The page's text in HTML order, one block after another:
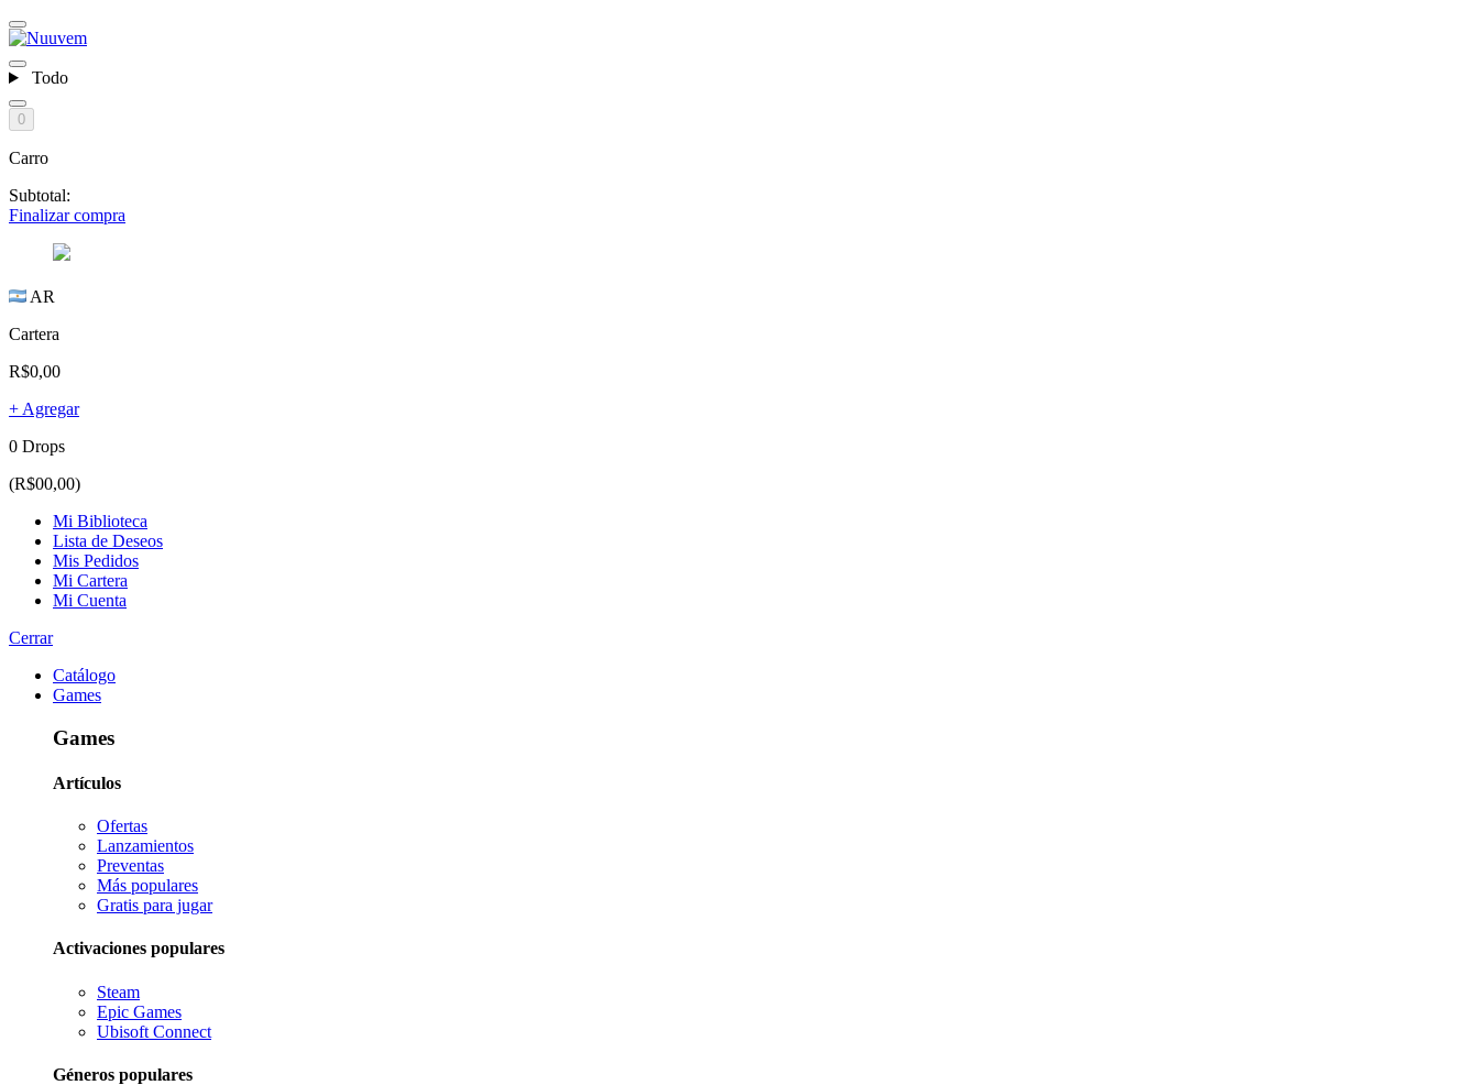
Todo
0
Carro
Subtotal:
Finalizar compra
AR
Cartera
R$0,00
+ Agregar
0 Drops
(R$00,00)
Mi Biblioteca
Lista de Deseos
Mis Pedidos
Mi Cartera
Mi Cuenta
Cerrar
Catálogo
Games
Games
Artículos
Ofertas
Lanzamientos
Preventas
Más populares
Gratis para jugar
Activaciones populares
Steam
Epic Games
Ubisoft Connect
Géneros populares